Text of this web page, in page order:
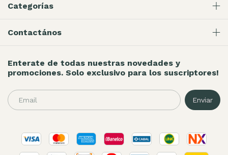
Categorías
Contactános
Enterate de todas nuestras novedades y
promociones. Solo exclusivo para los suscriptores!